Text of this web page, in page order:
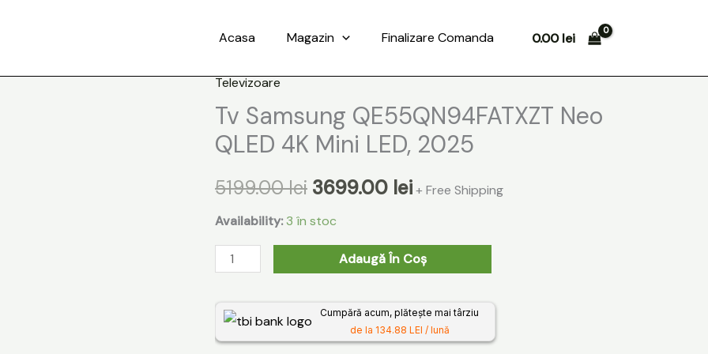
Acasa Magazin Finalizare Comanda 0.00lei
Televizoare
Tv Samsung QE55QN94FATXZT Neo
QLED 4K Mini LED, 2025
5199.00lei
inițial
fost:
5199.00 lei.
3699.00 lei
curent
3699.00 lei.
+ Free Shipping
Availability: 3 în stoc
Cantitate
Tv
Samsung
QE55QN94FATXZT
Neo
4K
Mini
LED,
Adaugă În Coș
Cumpără acum, plătește mai târziu
de la 134.88 LEI / lună